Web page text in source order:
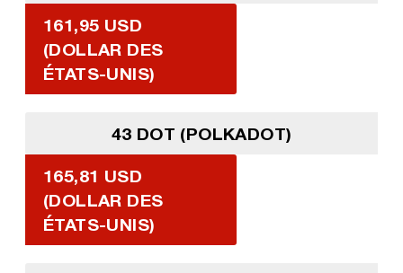
161,95 USD
(DOLLAR DES
ÉTATS-UNIS)
43 DOT (POLKADOT)
165,81 USD
(DOLLAR DES
ÉTATS-UNIS)